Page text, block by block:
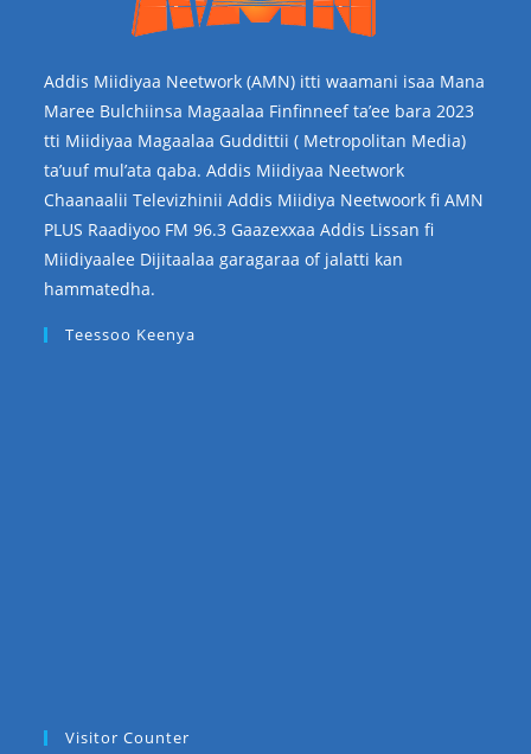
Addis Miidiyaa Neetwork (AMN) itti waamani isaa Mana
Maree Bulchiinsa Magaalaa Finfinneef ta’ee bara 2023
tti Miidiyaa Magaalaa Guddittii ( Metropolitan Media)
ta’uuf mul’ata qaba. Addis Miidiyaa Neetwork
Chaanaalii Televizhinii Addis Miidiya Neetwoork fi AMN
PLUS Raadiyoo FM 96.3 Gaazexxaa Addis Lissan fi
Miidiyaalee Dijitaalaa garagaraa of jalatti kan
hammatedha.
Teessoo Keenya
Visitor Counter